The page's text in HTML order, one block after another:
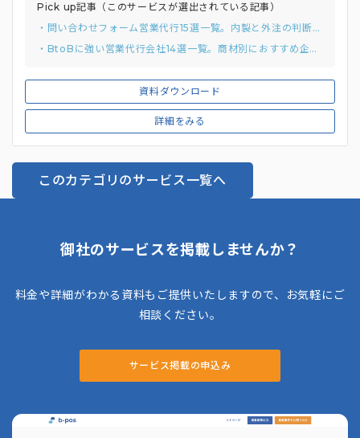
資料ダウンロード
詳細をみる
プロフェッショナルチームが最新のテクノロジーを駆使して、
最適な戦略を練り上げ、営業の効率化と成果向上を実現するた
めのパートナーとして、全力でサポートします。
Pick up記事（このサービスが選出されている記事）
・問い合わせフォーム営業代行15選一覧。内製と外注の判断基準から徹底解説
・BtoBに強い営業代行会社14選一覧。商材別におすすめ企業を紹介
このカテゴリのサービス一覧へ
御社のサービスを掲載しませんか？
料金や詳細がわかる資料もご提供いたしますので、お気軽にご
相談ください。
サービス掲載の申込み